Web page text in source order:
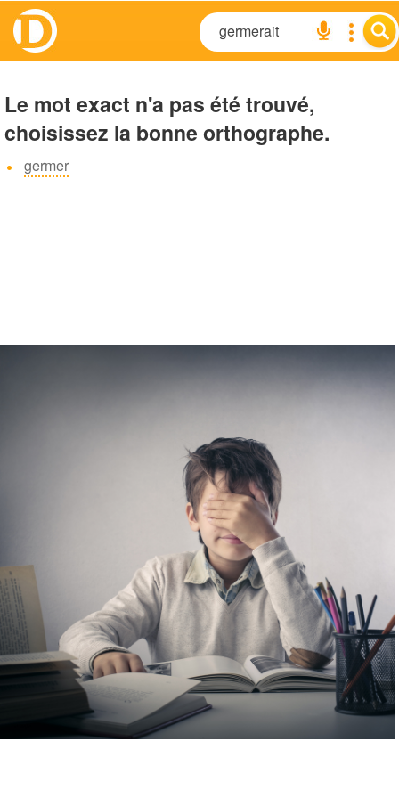
Le mot exact n'a pas été trouvé,
choisissez la bonne orthographe.
germer